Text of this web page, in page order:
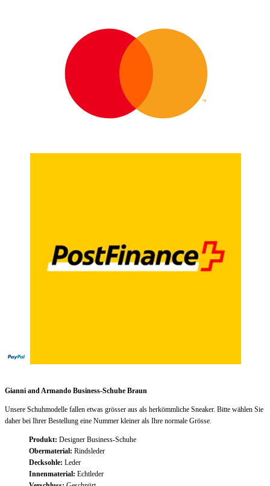
Gianni and Armando Business-Schuhe Braun
Unsere Schuhmodelle fallen etwas grösser aus als herkömmliche Sneaker. Bitte wählen Sie
daher bei Ihrer Bestellung eine Nummer kleiner als Ihre normale Grösse.
Produkt: Designer Business-Schuhe
Obermaterial: Rindsleder
Decksohle: Leder
Innenmaterial: Echtleder